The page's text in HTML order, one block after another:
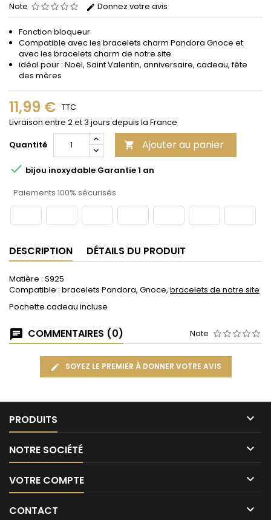
Note Donnez votre avis
Fonction bloqueur
Compatible avec les bracelets charm Pandora Gnoce et
avec les bracelets charm de notre site
idéal pour : Noël, Saint Valentin, anniversaire, cadeau, fête
des mères
11,99 € TTC
Livraison entre 2 et 3 jours depuis la France
Quantité
 Ajouter au panier
 bijou inoxydable Garantie 1 an
Paiements 100% sécurisés
DESCRIPTION DÉTAILS DU PRODUIT
Matière : S925
Compatible : bracelets Pandora, Gnoce, bracelets de notre site
Pochette cadeau incluse
COMMENTAIRES (0) Note
SOYEZ LE PREMIER À DONNER VOTRE AVIS
PRODUITS 
NOTRE SOCIÉTÉ 
VOTRE COMPTE 
CONTACT 